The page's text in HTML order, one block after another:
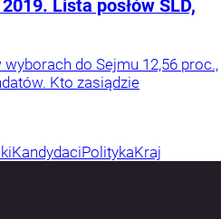
Lista posłów SLD,
wyborach do Sejmu 12,56 proc.,
Kto zasiądzie
KandydaciPolitykaKraj